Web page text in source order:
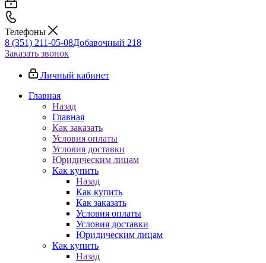
Телефоны
8 (351) 211-05-08Добавочный 218
Заказать звонок
Личный кабинет
Главная
Назад
Главная
Как заказать
Условия оплаты
Условия доставки
Юридическим лицам
Как купить
Назад
Как купить
Как заказать
Условия оплаты
Условия доставки
Юридическим лицам
Как купить
Назад